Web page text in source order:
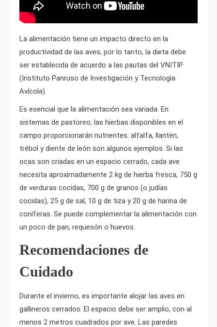
La alimentación tiene un impacto directo en la
productividad de las aves; por lo tanto, la dieta debe
ser establecida de acuerdo a las pautas del VNITIP
(Instituto Panruso de Investigación y Tecnología
Avícola).
Es esencial que la alimentación sea variada. En
sistemas de pastoreo, las hierbas disponibles en el
campo proporcionarán nutrientes: alfalfa, llantén,
trébol y diente de león son algunos ejemplos. Si las
ocas son criadas en un espacio cerrado, cada ave
necesita aproximadamente 2 kg de hierba fresca, 750 g
de verduras cocidas, 700 g de granos (o judías
cocidas), 25 g de sal, 10 g de tiza y 20 g de harina de
coníferas. Se puede complementar la alimentación con
un poco de pan, requesón o huevos.
Recomendaciones de
Cuidado
Durante el invierno, es importante alojar las aves en
gallineros cerrados. El espacio debe ser amplio, con al
menos 2 metros cuadrados por ave. Las paredes